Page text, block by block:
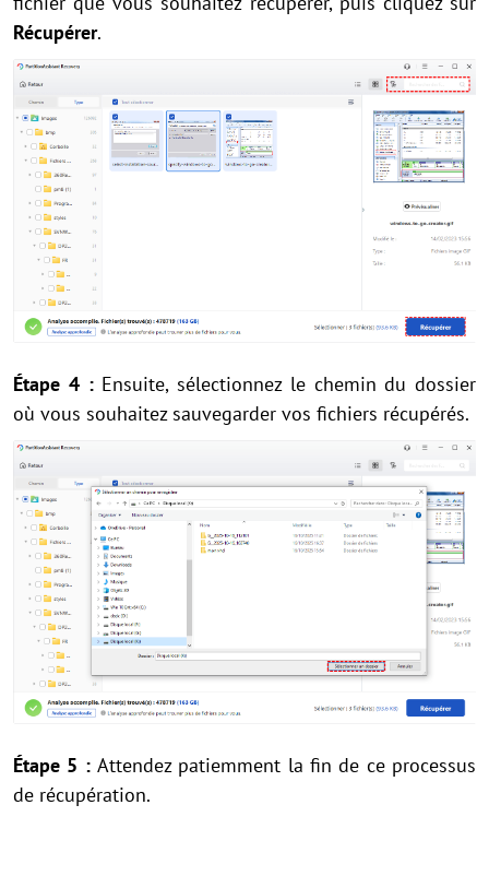
Récupérer.
Étape 4 : Ensuite, sélectionnez le chemin du dossier
où vous souhaitez sauvegarder vos fichiers récupérés.
Étape 5 : Attendez patiemment la fin de ce processus
de récupération.